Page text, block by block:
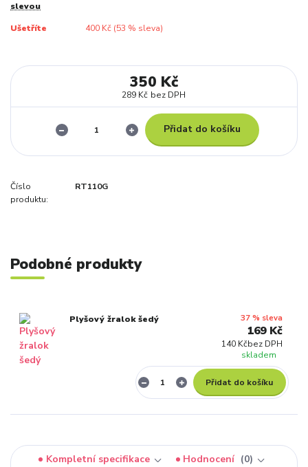
slevou
Ušetříte 400 Kč (53 % sleva)
350 Kč
289 Kč bez DPH
Přidat do košíku
Číslo
produktu:
RT110G
Podobné produkty
Plyšový žralok šedý 37 % sleva
169 Kč
140 Kčbez DPH
skladem
Přidat do košíku
Kompletní specifikace Hodnocení
0